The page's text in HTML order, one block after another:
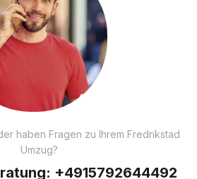
haben Fragen zu Ihrem Fredrikstad
Umzug?
+4915792644492